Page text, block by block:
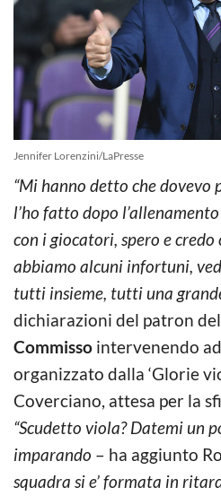
Jennifer Lorenzini/LaPresse
“Mi hanno detto che dovevo
l’ho fatto dopo
con i giocatori, spero e credo
abbiamo alcuni infortuni,
tutti insieme, tutti una
dichiarazioni del patron
Commisso intervenendo
organizzato dalla ‘Glorie
Coverciano, attesa per la
“Scudetto viola? Datemi un
imparando – ha aggiunto
squadra si e’ formata in